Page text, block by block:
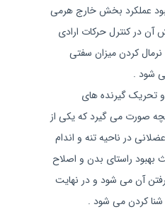
عملکرد بخش خارج هرمی
در کنترل حرکات ارادی
کردن میزان سفتی
شود .
و تحریک گیرنده های
صورت می گیرد که یکی از
در ناحیه تنه و اندام
بهبود راستای بدن و اصلاح
آن می شود و در نهایت
شنا کردن می شود .